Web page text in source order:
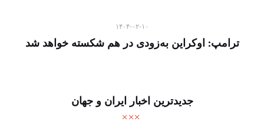
۱۴۰۴-۰۲-۱۰
ترامپ: اوکراین به‌زودی در هم شکسته خواهد شد
جدیدترین اخبار ایران و جهان